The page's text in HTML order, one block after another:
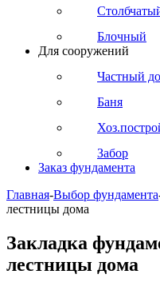
Блочный
Для сооружений
Частный
Баня
Забор
Заказ фундамента
Главная-Выбор фундамента
лестницы дома
Закладка
лестницы дома